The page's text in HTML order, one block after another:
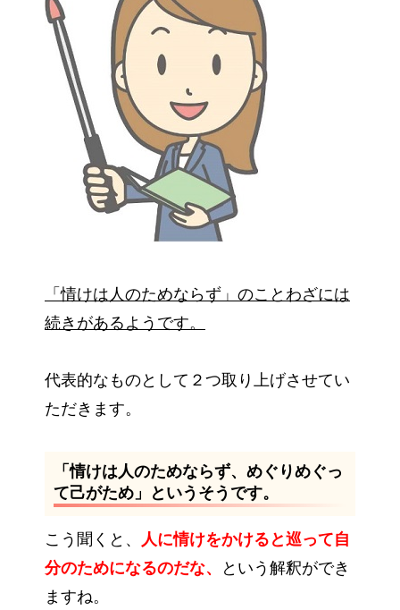
「情けは人のためならず」のことわざには
続きがあるようです。
代表的なものとして２つ取り上げさせてい
ただきます。
「情けは人のためならず、めぐりめぐっ
て己がため」というそうです。
こう聞くと、 人に情けをかけると巡って自
分のためになるのだな、
という解釈ができ
ますね。